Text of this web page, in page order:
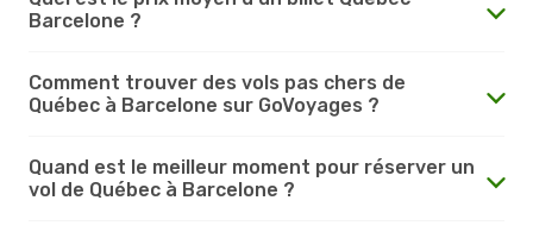
Barcelone ?
Comment trouver des vols pas chers de
Québec à Barcelone sur GoVoyages ?
Quand est le meilleur moment pour réserver un
vol de Québec à Barcelone ?